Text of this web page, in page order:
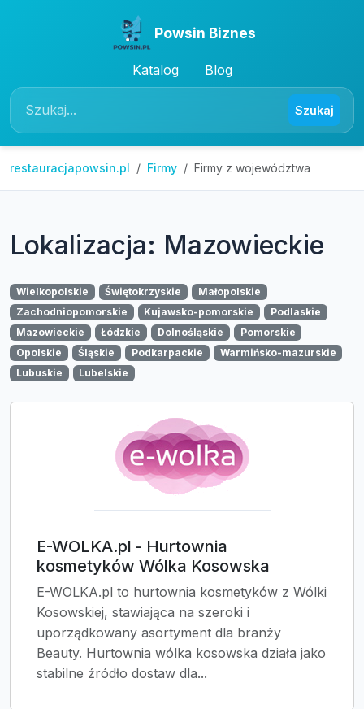
Powsin Biznes
Katalog Blog
Szukaj
restauracjapowsin.pl Firmy Firmy z województwa
Lokalizacja: Mazowieckie
Wielkopolskie Świętokrzyskie
Małopolskie
Zachodniopomorskie
Kujawsko-pomorskie
Podlaskie
Mazowieckie
Łódzkie Dolnośląskie
Pomorskie
Opolskie
Śląskie Podkarpackie
Warmińsko-mazurskie
Lubuskie
Lubelskie
E-WOLKA.pl - Hurtownia
kosmetyków Wólka Kosowska
E-WOLKA.pl to hurtownia kosmetyków z Wólki
Kosowskiej, stawiająca na szeroki i
uporządkowany asortyment dla branży
Beauty. Hurtownia wólka kosowska działa jako
stabilne źródło dostaw dla...